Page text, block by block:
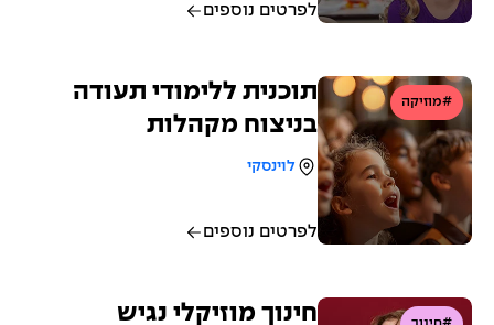
לפרטים נוספים
#מוזיקה
תוכנית ללימודי תעודה
בניצוח מקהלות
לוינסקי
לפרטים נוספים
חינוך מוזיקלי נגיש